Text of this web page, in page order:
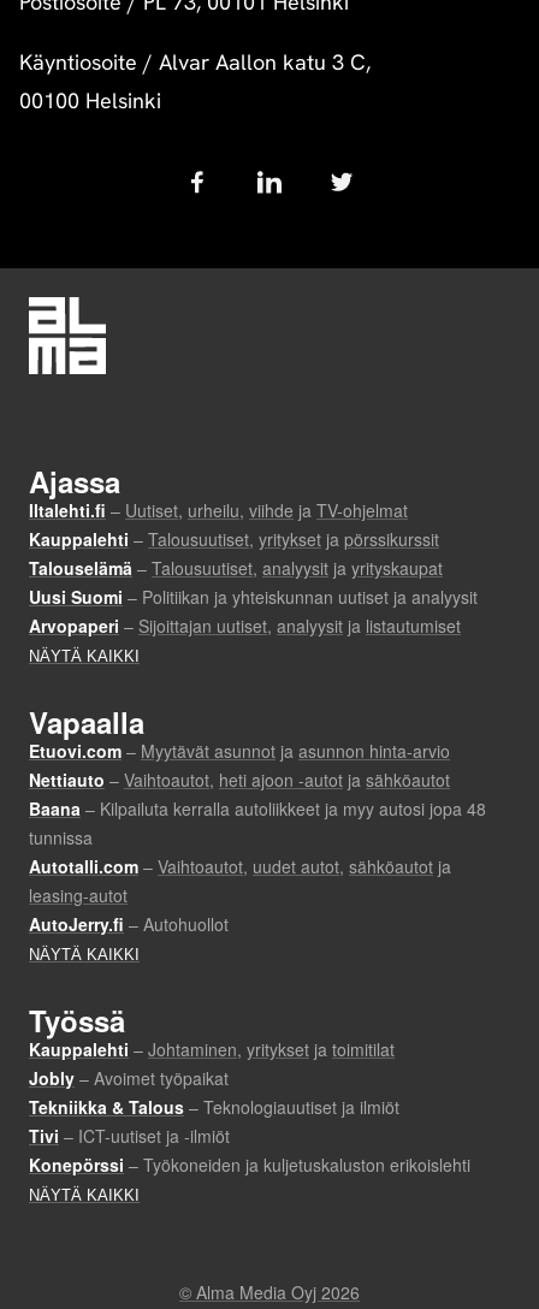
Käyntiosoite / Alvar Aallon katu 3 C,
00100 Helsinki